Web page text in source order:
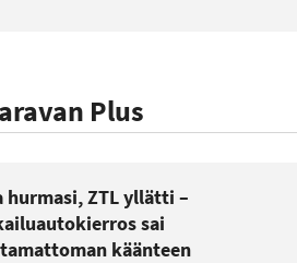
Plus
hurmasi, ZTL yllätti –
sai
käänteen